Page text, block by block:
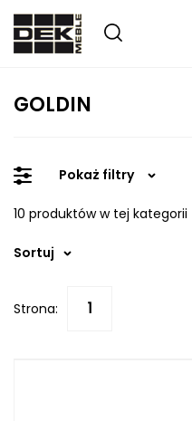
GOLDIN
Pokaż filtry
10 produktów w tej kategorii
Sortuj
Strona: